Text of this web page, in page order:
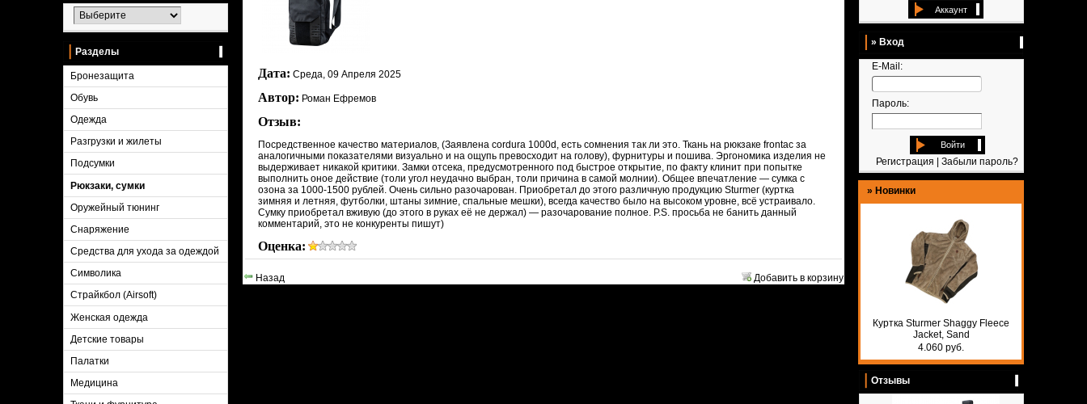
Дата: Среда, 09 Апреля 2025
Автор: Роман Ефремов
Отзыв:
Посредственное качество материалов, (Заявлена cordura 1000d, есть сомнения так ли это. Ткань на рюкзаке frontac за
аналогичными показателями визуально и на ощупь превосходит на голову), фурнитуры и пошива. Эргономика изделия не
выдерживает никакой критики. Замки отсека, предусмотренного под быстрое открытие, по факту клинит при попытке
выполнить оное действие (толи угол неудачно выбран, толи причина в самой молнии). Общее впечатление — сумка с
озона за 1000-1500 рублей. Очень сильно разочарован. Приобретал до этого различную продукцию Sturmer (куртка
зимняя и летняя, футболки, штаны зимние, спальные мешки), всегда качество было на высоком уровне, всё устраивало.
Сумку приобретал вживую (до этого в руках её не держал) — разочарование полное. P.S. просьба не банить данный
комментарий, это не конкуренты пишут)
Оценка:
Добавить в корзину
Назад
Разделы
Бронезащита
Обувь
Одежда
Разгрузки и жилеты
Подсумки
Рюкзаки, сумки
Оружейный тюнинг
Снаряжение
Средства для ухода за одеждой
Символика
Страйкбол (Airsoft)
Женская одежда
Детские товары
Палатки
Медицина
Аккаунт
» Вход
E-Mail:
Пароль:
Войти
Регистрация |Забыли пароль?
» Новинки
Куртка Sturmer Shaggy Fleece
Jacket, Sand
4.060 руб.
Отзывы